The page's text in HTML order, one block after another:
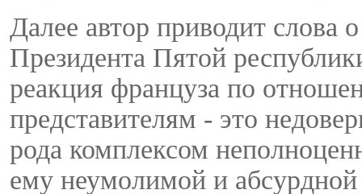
Далее автор приводит слова
Президента Пятой
реакция француза по
представителям - это
рода комплексом
ему неумолимой и